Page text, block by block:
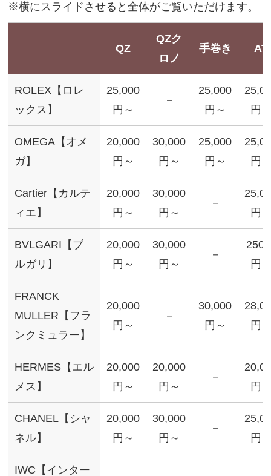
※横にスライドさせると全体がご覧いただけます。
QZ
QZク
ロノ
手巻き AT
ROLEX【ロレ
ックス】
25,000
円～
－
25,000
円～
円
OMEGA【オメ
ガ】
20,000
円～
30,000
円～
25,000
円～
円
Cartier【カルテ
ィエ】
20,000
円～
30,000
円～
－
円
BVLGARI【ブ
ルガリ】
20,000
円～
30,000
円～
－
円
FRANCK
MULLER【フラ
ンクミュラー】
20,000
円～
－
30,000
円～
円
HERMES【エル
メス】
20,000
円～
20,000
円～
－
円
CHANEL【シャ
ネル】
20,000
円～
30,000
円～
－
円
IWC【インター